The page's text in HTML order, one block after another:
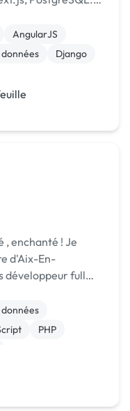
AngularJS
Django
! Je
d'Aix-En-
développeur full
e-commerce,
PHP